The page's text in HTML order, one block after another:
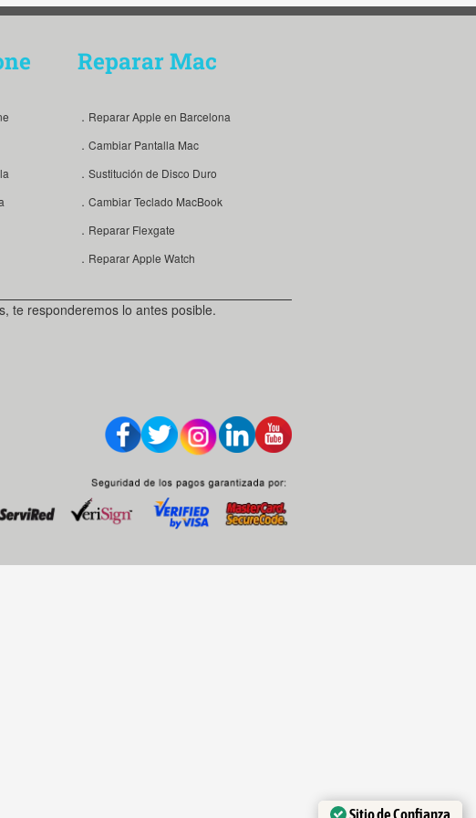
Reparar Mac
．Reparar Apple en Barcelona
．Cambiar Pantalla Mac
．Sustitución de Disco Duro
．Cambiar Teclado MacBook
．Reparar Flexgate
．Reparar Apple Watch
te responderemos lo antes posible.
Sitio de Confianza